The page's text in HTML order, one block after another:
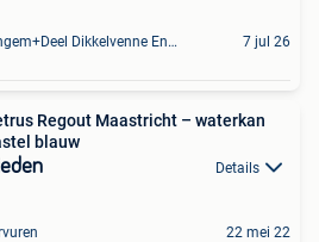
Zingem+Deel Dikkelvenne En Nederzwalm-Hermelgem 7 jul 26
Regout Maastricht – waterkan
blauw
Details
22 mei 22